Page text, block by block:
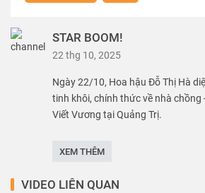
STAR BOOM!
22 thg 10, 2025
Ngày 22/10, Hoa hậu Đỗ Thị Hà
tinh khôi, chính thức về nhà chồng
Viết Vương tại Quảng Trị.
---------------
ký kênh nhé bạn.
XEM THÊM
VIDEO LIÊN QUAN